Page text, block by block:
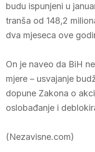
budu ispunjeni u
tranša od 148,2
dva mjeseca ove
On je naveo da BiH
mjere – usvajanje
dopune Zakona o
oslobađanje i
(Nezavisne.com)